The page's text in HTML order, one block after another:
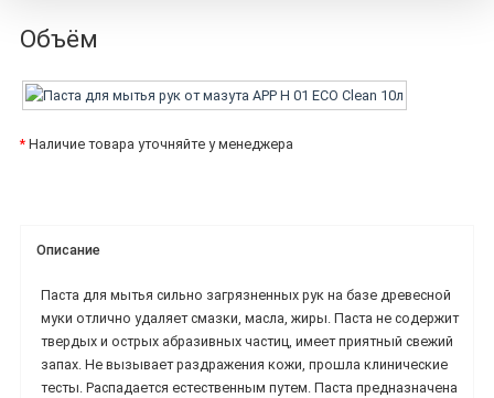
Объём
* Наличие товара уточняйте у менеджера
Описание
Паста для мытья сильно загрязненных рук на базе древесной
муки отлично удаляет смазки, масла, жиры. Паста не содержит
твердых и острых абразивных частиц, имеет приятный свежий
запах. Не вызывает раздражения кожи, прошла клинические
тесты. Распадается естественным путем. Паста предназначена